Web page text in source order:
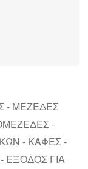
- ΜΕΖΕΔΕΣ
-
- ΚΑΦΕΣ -
ΕΞΟΔΟΣ ΓΙΑ